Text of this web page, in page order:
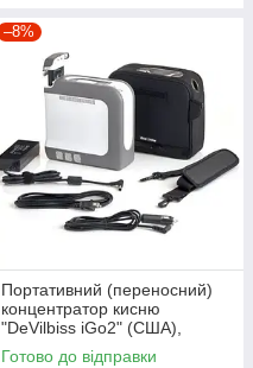
–8%
Портативний (переносний)
концентратор кисню
"DeVilbiss iGo2" (США),
(03379)
Готово до відправки